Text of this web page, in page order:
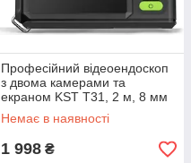
Професійний відеоендоскоп
з двома камерами та
екраном KST T31, 2 м, 8 мм
Немає в наявності
1 998 ₴